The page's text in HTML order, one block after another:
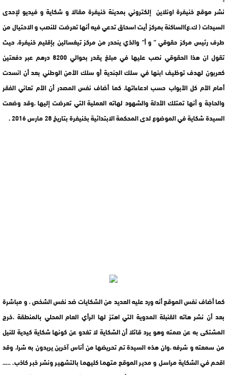
نشر موقع خنيفرة اونلاين إلكتروني بمدينة خنيفرة مقالا و شكاية و فيديو لإحدى
السيدات ( ك.ع)الساكنة بمركز أيت اسحاق تدعي فيه أنها تعرضت للنصب و الاحتيال من
طرف رئيس مركز حقوقي ” و أ” والذي ينحدر من مركز تيغسالين بإقليم خنيفرة، حيث
تقول ان هذا الحقوقي نصب عليها في مبلغ يقدر بحوالي 8200 درهم عبر دفعتين
كعربون لهدف توظيف ابنها في سلك الجندية أو سلك الأمن الوطني بعد أن انسدت
أمام الأم كل الأبواب حسب ادعاءاتها، كما أضاف نفس المصدر أن الأم تعاني الفقر
والحاجة و أنها تمتلك الأدلة والشهود لهاته العملية التي تعرضت إليها ،وقد وضعت
السيدة شكاية في الموضوع لدى المحكمة الابتدائية بخنيفرة بتاريخ 28 مارس 2016 .
كما أضاف نفس الموقع أنه ورد عليه العديد من الشكايات ضد نفس الشخص ، و مباشرة
بعد أن نشر هاته القنبلة المدوية التي اهتز لها الرأي العام المحلي بالمنطقة ،خرج
المشتكى به عن صمته وهو يرد قائلا أن الشكاية لا تغدو عن كونها شكاية كيدية للنيل
من سمعته و شرفه ،وان هذه السيدة تم تحريضها من أناس آخرين يريدون به شرا، وقد
اقحم في الشكاية مراسل و مدير الموقع متهما كليهما بالتشهير ونشر خبر كاذب. …..